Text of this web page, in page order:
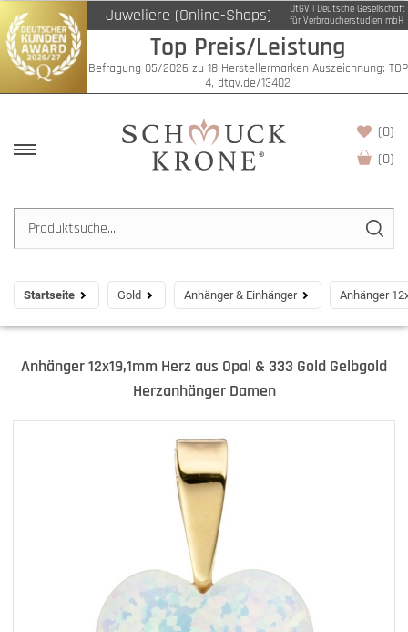
Juweliere (Online-Shops)
DtGV | Deutsche Gesellschaft
für Verbraucherstudien mbH
Top Preis/Leistung
Befragung 05/2026 zu 18 Herstellermarken Auszeichnung: TOP
4, dtgv.de/13402
(0)
(0)
Startseite Gold Anhänger & Einhänger Anhänger
Anhänger 12x19,1mm Herz aus Opal & 333 Gold Gelbgold
Herzanhänger Damen